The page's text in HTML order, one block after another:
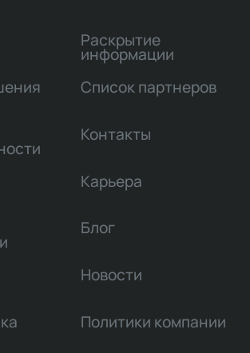
Раскрытие
информации
Список партнеров
Контакты
Карьера
Блог
Новости
Политики компании